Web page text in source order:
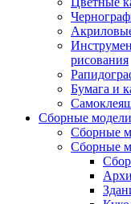
рисования
Бумага и
Сборные
Сборные
Сборные